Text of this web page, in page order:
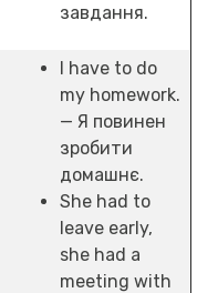
завдання.
I have to do
my homework.
— Я повинен
зробити
домашнє.
She had to
leave early,
she had a
meeting with